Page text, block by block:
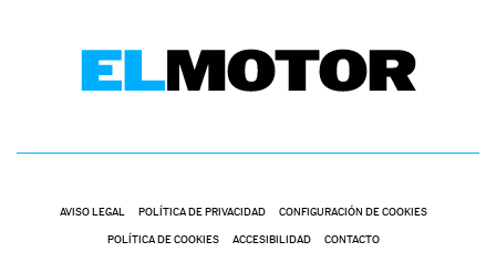
AVISO LEGAL POLÍTICA DE PRIVACIDAD CONFIGURACIÓN DE COOKIES
POLÍTICA DE COOKIES ACCESIBILIDAD CONTACTO